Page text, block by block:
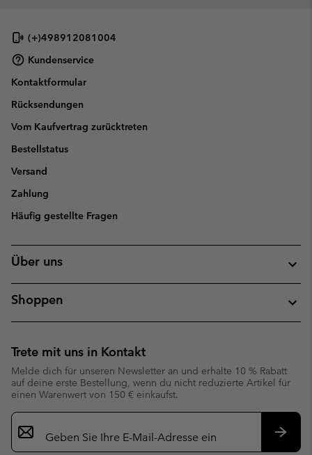
(+)498912081004
Kundenservice
Kontaktformular
Rücksendungen
Vom Kaufvertrag zurücktreten
Bestellstatus
Versand
Zahlung
Häufig gestellte Fragen
Über uns
Shoppen
Trete mit uns in Kontakt
Melde dich für unseren Newsletter an und erhalte 10 % Rabatt
auf deine erste Bestellung, wenn du nicht reduzierte Artikel für
einen Warenwert von 150 € einkaufst.
Newsletter-
Anmeldung